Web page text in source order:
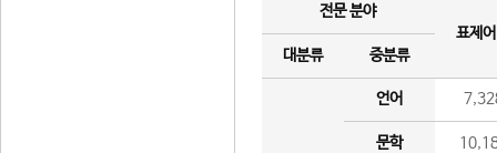
전문 분야
표제
대분류
중분류
언어
문학